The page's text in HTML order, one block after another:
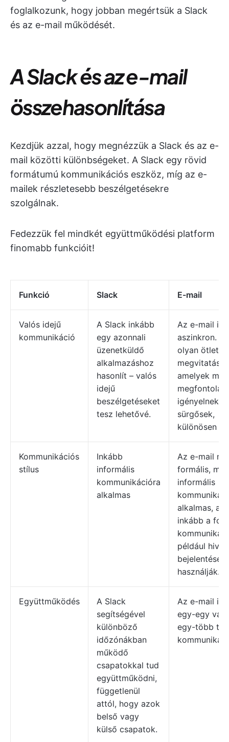
foglalkozunk, hogy jobban megértsük a Slack
és az e-mail működését.
A Slack és az e-mail
összehasonlítása
Kezdjük azzal, hogy megnézzük a Slack és az e-
mail közötti különbségeket. A Slack egy rövid
formátumú kommunikációs eszköz, míg az e-
mailek részletesebb beszélgetésekre
szolgálnak.
Fedezzük fel mindkét együttműködési platform
finomabb funkcióit!
Funkció Slack E-mail
Valós idejű
kommunikáció
A Slack inkább
egy azonnali
üzenetküldő
alkalmazáshoz
hasonlít – valós
idejű
beszélgetéseket
tesz lehetővé.
Az e-mail
aszinkron.
olyan ötletek
amelyek
megfontolást
igényelnek
sürgősek,
különösen
Kommunikációs
stílus
Inkább
informális
kommunikációra
alkalmas
Az e-mail
formális,
informális
alkalmas,
inkább a
például
használják.
Együttműködés
A Slack
segítségével
különböző
időzónákban
működő
csapatokkal tud
együttműködni,
függetlenül
attól, hogy azok
belső vagy
külső csapatok.
Az e-mail
egy-egy
egy-több